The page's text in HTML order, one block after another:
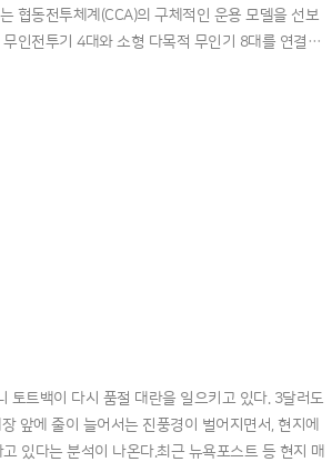
협동전투체계(CCA)의 구체적인 운용 모델을 선보
인전투기 4대와 소형 다목적 무인기 8대를 연결하
토트백이 다시 품절 대란을 일으키고 있다. 3달러도
앞에 줄이 늘어서는 진풍경이 벌어지면서, 현지에
있다는 분석이 나온다.최근 뉴욕포스트 등 현지 매